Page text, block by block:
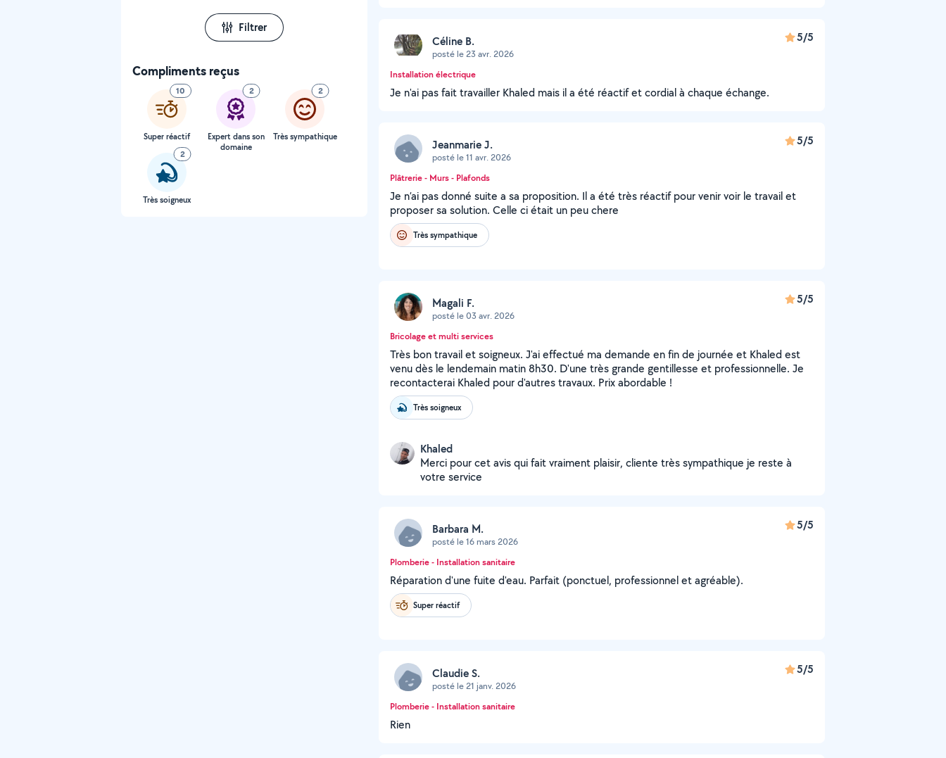
Filtrer
Compliments reçus
10
Super réactif
2
Expert dans son
domaine
2
Très sympathique
2
Très soigneux
Céline B.
posté le 23 avr. 2026
5/5
Installation électrique
Je n'ai pas fait travailler Khaled mais il a été réactif et cordial à chaque échange.
Jeanmarie J.
posté le 11 avr. 2026
5/5
Plâtrerie - Murs - Plafonds
Je n’ai pas donné suite a sa proposition. Il a été très réactif pour venir voir le travail et
proposer sa solution. Celle ci était un peu chere
Très sympathique
Magali F.
posté le 03 avr. 2026
5/5
Bricolage et multi services
Très bon travail et soigneux. J'ai effectué ma demande en fin de journée et Khaled est
venu dès le lendemain matin 8h30. D'une très grande gentillesse et professionnelle. Je
recontacterai Khaled pour d'autres travaux. Prix abordable !
Très soigneux
Khaled
Merci pour cet avis qui fait vraiment plaisir, cliente très sympathique je reste à
votre service
Barbara M.
posté le 16 mars 2026
5/5
Plomberie - Installation sanitaire
Réparation d'une fuite d'eau. Parfait (ponctuel, professionnel et agréable).
Super réactif
Claudie S.
posté le 21 janv. 2026
5/5
Plomberie - Installation sanitaire
Rien